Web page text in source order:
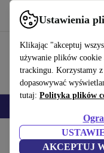
Ustawienia
Klikając "akceptuj
używanie plików cookie
trackingu. Korzystamy
dopasowywać
tutaj: Polityka plików
AKCEPTUJ
Korzystaj z refurbed
Produkty